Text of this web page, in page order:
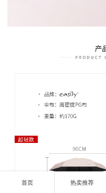
首页 热卖推荐